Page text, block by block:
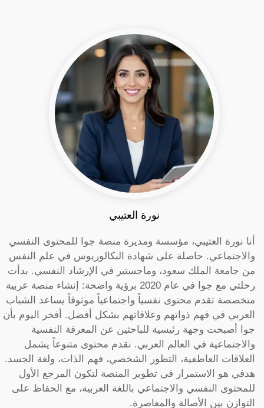
نورة العتيبي
أنا نورة العتيبي، مؤسسة ومديرة منصة جوا للمحتوى النفسي
والاجتماعي. حاصلة على شهادة البكالوريوس في علم النفس
من جامعة الملك سعود، وماجستير في الإرشاد النفسي. بدأت
رحلتي مع جوا في عام 2020 برؤية واضحة: إنشاء منصة عربية
متخصصة تقدم محتوى نفسياً واجتماعياً موثوقاً يساعد الشباب
العربي في فهم ذواتهم وعلاقاتهم بشكل أفضل. أفخر اليوم بأن
جوا أصبحت وجهة رئيسية للباحثين عن المعرفة النفسية
والاجتماعية في العالم العربي. نقدم محتوى متنوعاً يشمل
العلاقات العاطفية، التطور الشخصي، فهم الذات، ولغة الجسد.
هدفي هو الاستمرار في تطوير المنصة لتكون المرجع الأول
للمحتوى النفسي والاجتماعي باللغة العربية، مع الحفاظ على
التوازن بين الأصالة والمعاصرة.